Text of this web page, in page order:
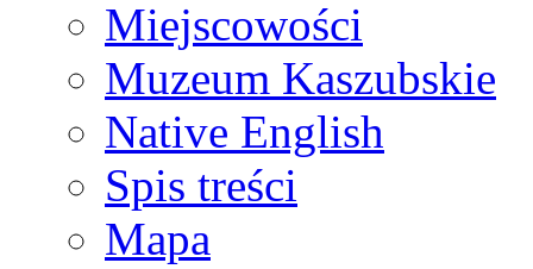
Miejscowości
Muzeum Kaszubskie
Native English
Spis treści
Mapa